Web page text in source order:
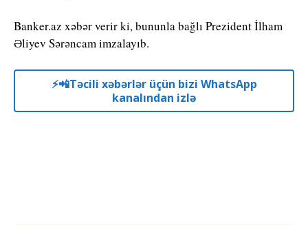
Banker.az xəbər verir ki, bununla bağlı Prezident İlham
Əliyev Sərəncam imzalayıb.
⚡️📲Təcili xəbərlər üçün bizi WhatsApp
kanalından izlə